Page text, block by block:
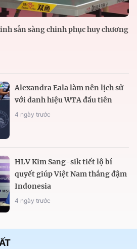
sẵn sàng chinh phục huy chương
Alexandra Eala làm nên lịch sử
với danh hiệu WTA đầu tiên
4 ngày trước
HLV Kim Sang-sik tiết lộ bí
quyết giúp Việt Nam thắng đậm
Indonesia
4 ngày trước